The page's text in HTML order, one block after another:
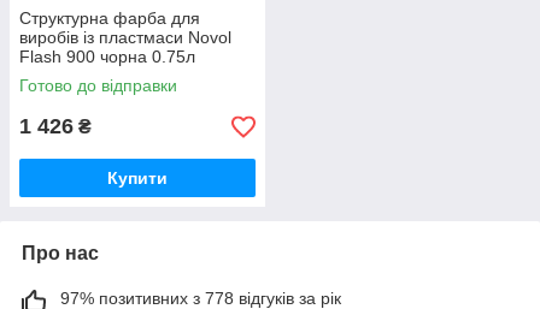
Структурна фарба для
виробів із пластмаси Novol
Flash 900 чорна 0.75л
Готово до відправки
1 426 ₴
Купити
Про нас
97% позитивних з 778 відгуків за рік